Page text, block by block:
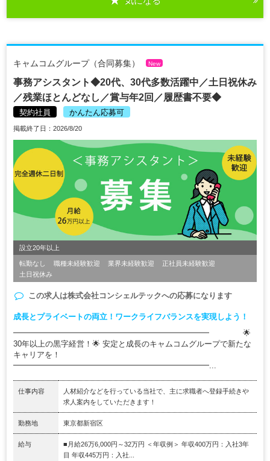
キャムコムグループ（合同募集） New
事務アシスタント◆20代、30代多数活躍中／土日祝休み
／残業ほとんどなし／賞与年2回／履歴書不要◆
契約社員 かんたん応募可
掲載終了日：2026/8/20
設立20年以上
転勤なし 職種未経験歓迎 業界未経験歓迎
正社員未経験歓迎
土日祝休み
この求人は株式会社コンシェルテックへの応募になります
成長とプライベートの両立！ワークライフバランスを実現しよう！
━━━━━━━━━━━━━━━━━━━━━━━━━ 🌟
30年以上の黒字経営！🌟 安定と成長のキャムコムグループで新たな
キャリアを！
━━━━━━━━━━━━━━━━━━━━━━━━━...
仕事内容
人材紹介などを行っている当社で、主に求職者へ登録手続きや
求人案内をしていただきます！
勤務地 東京都新宿区
給与
■月給26万6,000円～32万円 ＜年収例＞ 年収400万円：入社3年
目 年収445万円：入社...